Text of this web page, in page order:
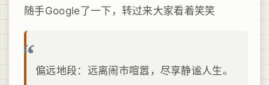
随手Google了一下，转过来大家看着笑笑
偏远地段：远离闹市喧嚣，尽享静谧人生。